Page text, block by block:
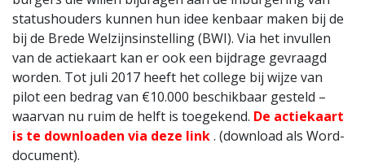
statushouders kunnen hun idee kenbaar maken bij de
bij de Brede Welzijnsinstelling (BWI). Via het invullen
van de actiekaart kan er ook een bijdrage gevraagd
worden. Tot juli 2017 heeft het college bij wijze van
pilot een bedrag van €10.000 beschikbaar gesteld –
waarvan nu ruim de helft is toegekend. De actiekaart
is te downloaden via deze link. (download als Word-
document).